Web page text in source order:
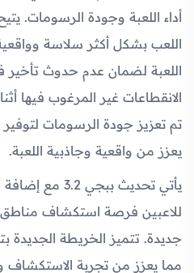
أداء اللعبة وجودة الرسومات.
اللعب بشكل أكثر سلاسة
اللعبة لضمان عدم حدوث تأخير
الانقطاعات غير المرغوب فيها
تم تعزيز جودة الرسومات
يعزز من واقعية وجاذبية اللعبة.
يأتي تحديث
للاعبين فرصة استكشاف مناطق
جديدة. تتميز الخريطة الجديدة
مما يعزز من تجربة الاستكشاف